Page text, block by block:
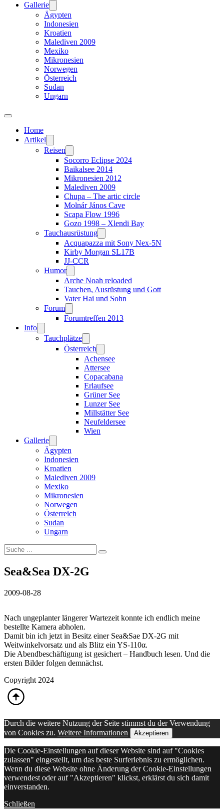
Gallerie
Ägypten
Indonesien
Kroatien
Malediven 2009
Mexiko
Mikronesien
Norwegen
Österreich
Sudan
Ungarn
Home
Artikel
Reisen
Socorro Eclipse 2024
Baikalsee 2014
Mikronesien 2012
Malediven 2009
Chupa – The artic circle
Molnár János Cave
Scapa Flow 1996
Gozo 1998 – Xlendi Bay
Tauchausrüstung
Acquapazza mit Sony Nex-5N
Kirby Morgan SL17B
JJ-CCR
Humor
Arche Noah reloaded
Tauchen, Ausrüstung und Gott
Vater Hai und Sohn
Forum
Forumtreffen 2013
Info
Tauchplätze
Österreich
Achensee
Attersee
Copacabana
Erlaufsee
Grüner See
Lunzer See
Millstätter See
Neufeldersee
Wien
Gallerie
Ägypten
Indonesien
Kroatien
Malediven 2009
Mexiko
Mikronesien
Norwegen
Österreich
Sudan
Ungarn
Suchen
Sea&Sea DX-2G
2009-08-28
Nach ungeplanter längerer Wartezeit konnte ich endlich meine
bestellte Kamera abholen.
Damit bin ich jetzt in Besitz einer Sea&Sae DX-2G mit
Weitwinkelvorsatz und als Blitz ein YS-110α.
Die Abendbeschäftigung ist gesichert – Handbuch lesen. Und die
ersten Bilder folgen demnächst.
Copyright 2024
Durch die weitere Nutzung der Seite stimmst du der Verwendung
von Cookies zu. Weitere Informationen Akzeptieren
Die Cookie-Einstellungen auf dieser Website sind auf "Cookies
zulassen" eingestellt, um das beste Surferlebnis zu ermöglichen.
Wenn du diese Website ohne Änderung der Cookie-Einstellungen
verwendest oder auf "Akzeptieren" klickst, erklärst du sich damit
einverstanden.
Schließen